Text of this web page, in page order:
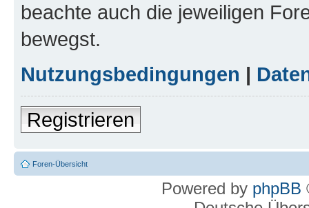
beachte auch die jeweiligen
bewegst.
Nutzungsbedingungen |
Registrieren
Foren-Übersicht
Powered by phpBB